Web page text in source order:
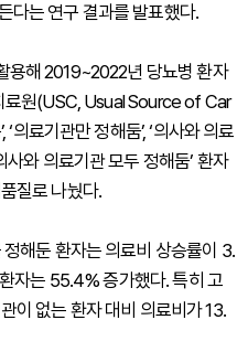
다는 연구 결과를 발표했다.
용해 2019~2022년 당뇨병 환자
원(USC, Usual Source of Car
의료기관만 정해둠’, ‘의사와 의료
사와 의료기관 모두 정해둠’ 환자
질로 나눴다.
해둔 환자는 의료비 상승률이 3.
자는 55.4% 증가했다. 특히 고
이 없는 환자 대비 의료비가 13.